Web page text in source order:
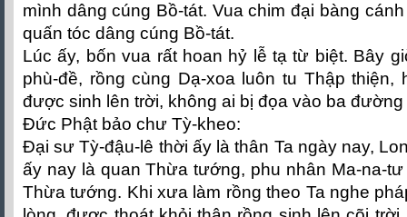
mình dâng cúng Bồ-tát. Vua chim đại bàng
quấn tóc dâng cúng Bồ-tát.
Lúc ấy, bốn vua rất hoan hỷ lễ tạ từ biệt. Bây
phù-đề, rồng cùng Dạ-xoa luôn tu Thập thiện,
được sinh lên trời, không ai bị đọa vào ba
Đức Phật bảo chư Tỳ-kheo:
Đại sư Tỳ-đậu-lê thời ấy là thân Ta ngày nay,
ấy nay là quan Thừa tướng, phu nhân Ma-na-
Thừa tướng. Khi xưa làm rồng theo Ta nghe